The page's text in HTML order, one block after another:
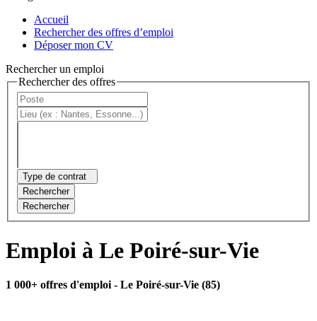
Accueil
Rechercher des offres d’emploi
Déposer mon CV
Rechercher un emploi
Rechercher des offres
Type de contrat
Rechercher
Rechercher
Emploi à Le Poiré-sur-Vie
1 000+ offres d'emploi - Le Poiré-sur-Vie (85)